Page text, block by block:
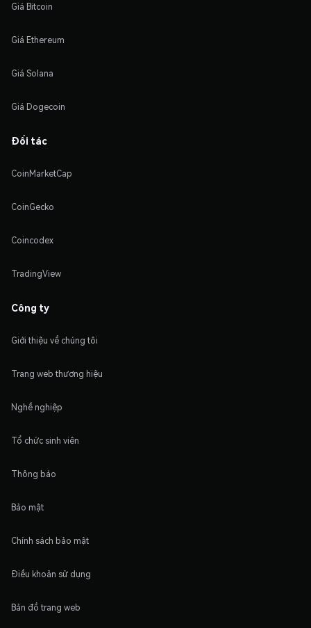
Giá Bitcoin
Giá Ethereum
Giá Solana
Giá Dogecoin
Đối tác
CoinMarketCap
CoinGecko
Coincodex
TradingView
Công ty
Giới thiệu về chúng tôi
Trang web thương hiệu
Nghề nghiệp
Tổ chức sinh viên
Thông báo
Bảo mật
Chính sách bảo mật
Điều khoản sử dụng
Bản đồ trang web